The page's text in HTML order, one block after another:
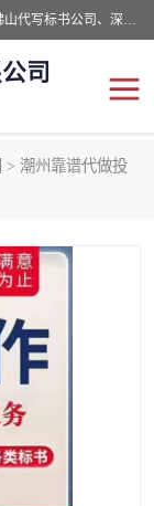
广州中赢信息科技有限公司主营：东莞代写标书公司、佛山代写标书公司、深圳代写标书公司等,食品类标书、工程类类标书,经验丰富的标书制作团队,24小时加急服务,多对一服务。
司
> 潮州靠谱代做投
书公司